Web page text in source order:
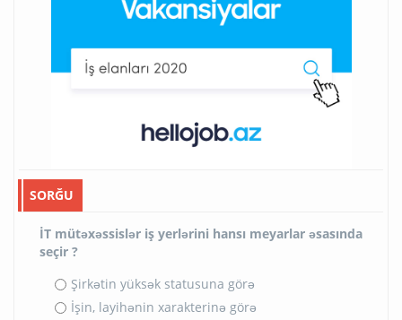
SORĞU
İT mütəxəssislər iş yerlərini hansı meyarlar əsasında
seçir ?
Şirkətin yüksək statusuna görə
İşin, layihənin xarakterinə görə